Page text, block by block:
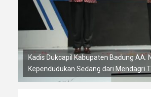
Kadis Dukcapil Kabupaten Badung
Kependudukan Sedang dari Mendagri